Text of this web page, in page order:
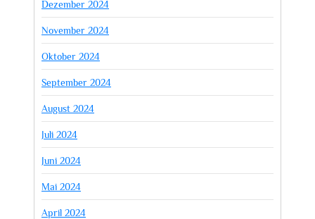
Dezember 2024
November 2024
Oktober 2024
September 2024
August 2024
Juli 2024
Juni 2024
Mai 2024
April 2024